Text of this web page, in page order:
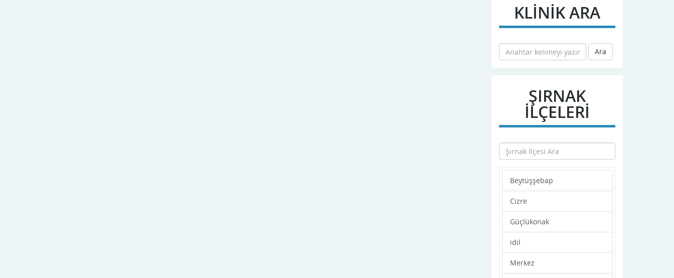
KLİNİK ARA
Ara
ŞIRNAK
İLÇELERİ
Beytüşşebap
Cizre
Güçlükonak
idil
Merkez